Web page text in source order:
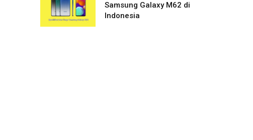
Samsung Galaxy M62 di
Indonesia